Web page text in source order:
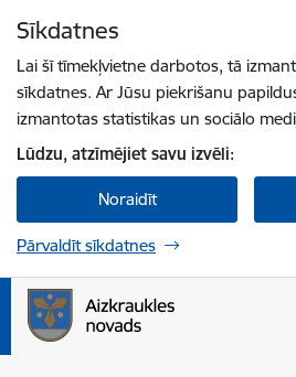
Sīkdatnes
Lai šī tīmekļvietne darbotos, tā
sīkdatnes. Ar Jūsu piekrišanu
izmantotas statistikas un sociālo
Lūdzu, atzīmējiet savu izvēli:
Noraidīt
Pārvaldīt sīkdatnes